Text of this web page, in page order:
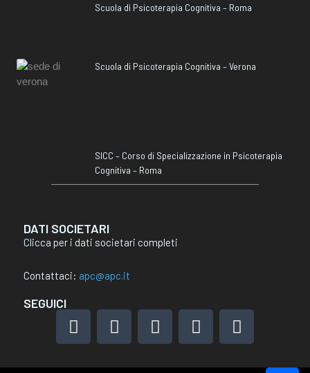
Scuola di Psicoterapia Cognitiva – Roma
Scuola di Psicoterapia Cognitiva – Verona
SICC – Corso di Specializzazione in Psicoterapia
Cognitiva – Roma
DATI SOCIETARI
Clicca per i dati societari completi
Contattaci: apc@apc.it
SEGUICI
F
a
e
I
n
t
L
i
k
X
-
w
Y
o
t